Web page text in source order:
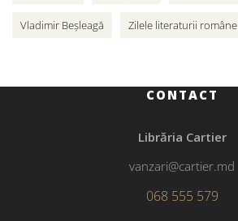
Vladimir Beșleagă Zilele literaturii române
CONTACT
Librăria Cartier
vanzari@cartier.md
068 555 579